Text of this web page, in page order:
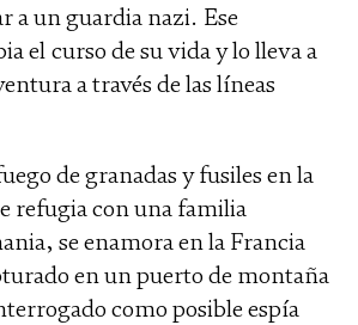
a un guardia nazi. Ese
el curso de su vida y lo lleva a
a través de las líneas
de granadas y fusiles en la
refugia con una familia
se enamora en la Francia
en un puerto de montaña
como posible espía